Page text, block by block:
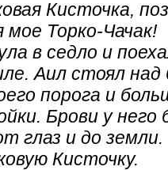
Кисточка,
Торко-Чачак!
в седло и
Аил стоял над
порога и
Брови у него
глаз и до
Кисточку.